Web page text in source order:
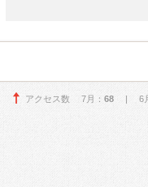
アクセス数 7月： 68 | 6月